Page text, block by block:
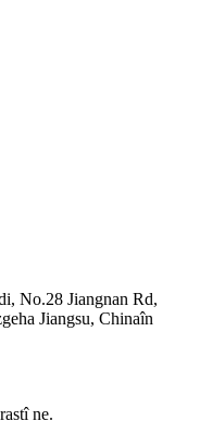
No.28 Jiangnan Rd,
Jiangsu, Chinaîn
ne.